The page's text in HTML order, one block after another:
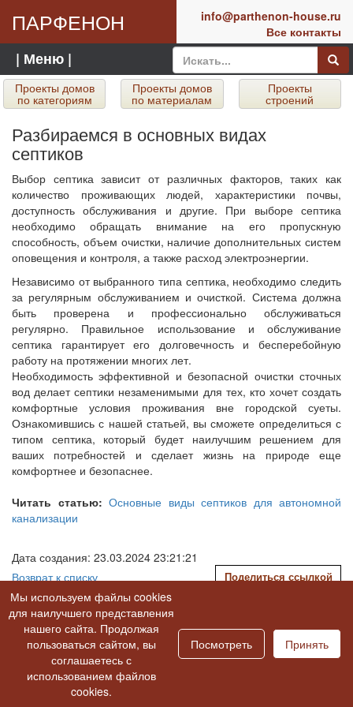
ПАРФЕНОН
info@parthenon-house.ru
Все контакты
| Меню |
Расширенный поиск проектов
Проекты домов
по категориям
Проекты домов
по материалам
Проекты
строений
Разбираемся в основных видах
септиков
Выбор септика зависит от различных факторов, таких как
количество проживающих людей, характеристики почвы,
доступность обслуживания и другие. При выборе септика
необходимо обращать внимание на его пропускную
способность, объем очистки, наличие дополнительных систем
оповещения и контроля, а также расход электроэнергии.
Независимо от выбранного типа септика, необходимо следить
за регулярным обслуживанием и очисткой. Система должна
быть проверена и профессионально обслуживаться
регулярно. Правильное использование и обслуживание
септика гарантирует его долговечность и бесперебойную
работу на протяжении многих лет.
Необходимость эффективной и безопасной очистки сточных
вод делает септики незаменимыми для тех, кто хочет создать
комфортные условия проживания вне городской суеты.
Ознакомившись с нашей статьей, вы сможете определиться с
типом септика, который будет наилучшим решением для
ваших потребностей и сделает жизнь на природе еще
комфортнее и безопаснее.
Читать статью: Основные виды септиков для автономной
канализации
Дата создания: 23.03.2024 23:21:21
Возврат к списку
Поделиться ссылкой
Мы используем файлы cookies
для наилучшего представления
нашего сайта. Продолжая
пользоваться сайтом, вы
соглашаетесь с
использованием файлов
cookies.
Посмотреть Принять